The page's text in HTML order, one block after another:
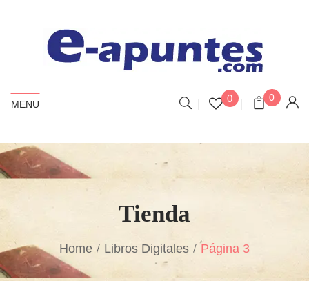
MENU 0 0
Tienda
Home Libros Digitales Página 3